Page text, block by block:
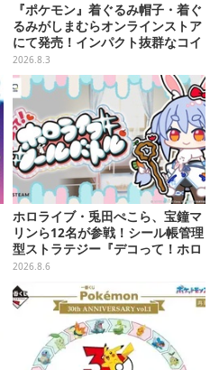
『ポケモン』着ぐるみ帽子・着ぐ
るみがしまむらオンラインストア
にて発売！インパクト抜群なコイ
キング、翼付きリザードンなど
2026.8.3
ホロライブ・兎田ぺこら、宝鐘マ
リンら12名が参戦！シール帳管理
型ストラテジー『デコって！ホロ
ライブシールバトル』Steamスト
アページ公開
2026.8.6